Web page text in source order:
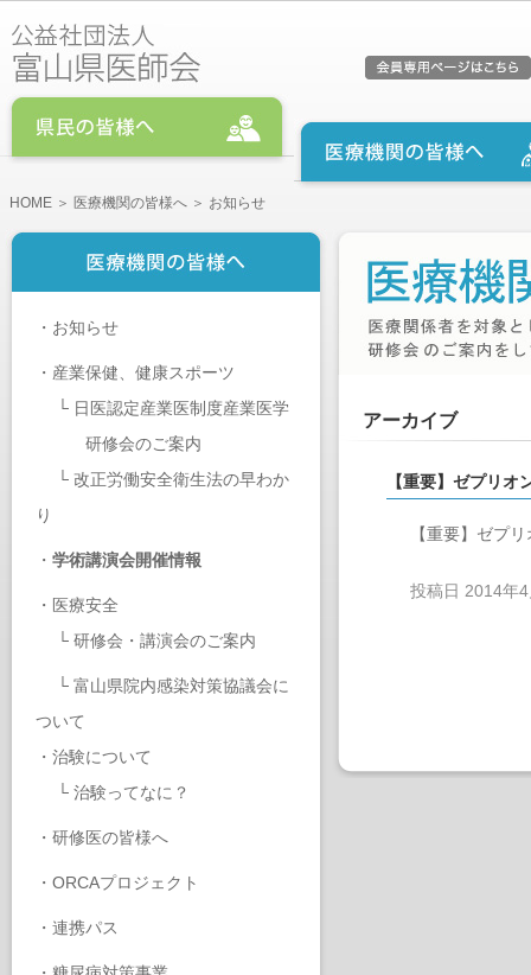
HOME ＞ 医療機関の皆様へ ＞ お知らせ
・ お知らせ
・ 産業保健、健康スポーツ
└ 日医認定産業医制度産業医学
研修会のご案内
└ 改正労働安全衛生法の早わか
り
・ 学術講演会開催情報
・ 医療安全
└ 研修会・講演会のご案内
└ 富山県院内感染対策協議会に
ついて
・ 治験について
└ 治験ってなに？
・ 研修医の皆様へ
・ ORCAプロジェクト
・ 連携パス
アーカイブ
【重要】ゼプリ
【重要】ゼプ
投稿日 2014年